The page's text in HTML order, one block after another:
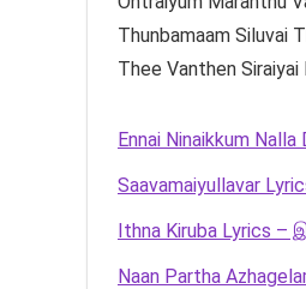
Thunbamaam Siluvai
Thee Vanthen
Ennai Ninaikkum
Saavamaiyullavar
Ithna Kiruba Lyrics
Naan Partha